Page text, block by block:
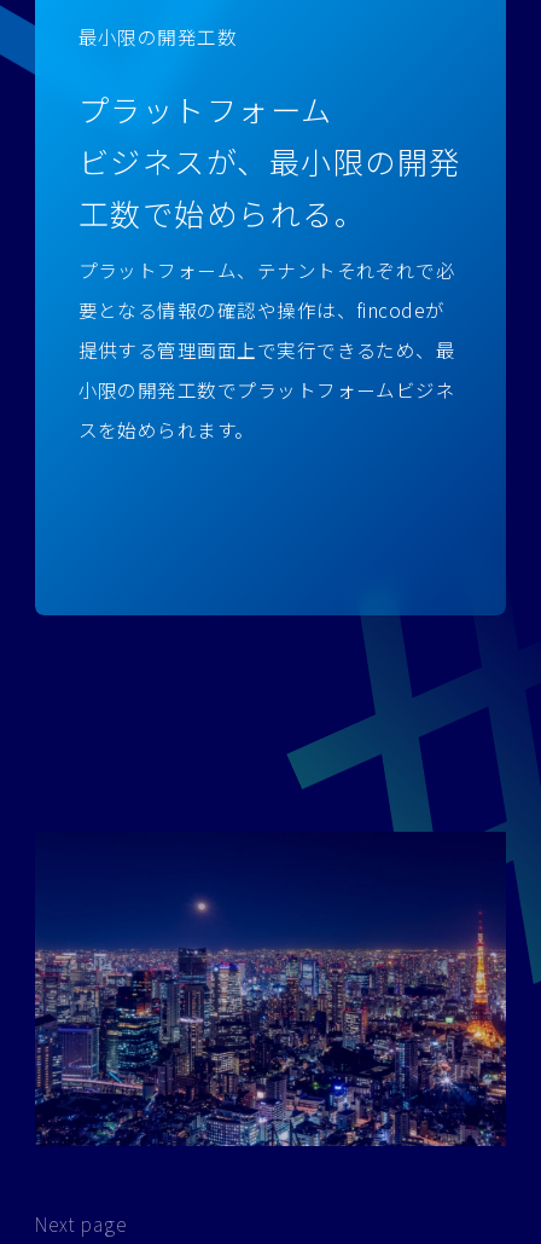
最小限の開発工数
プラットフォーム
ビジネスが、 最小限の開発
工数で始められる。
プラットフォーム、テナントそれぞれで必
要となる情報の確認や操作は、 fincodeが
提供する管理画面上で実行できるため、最
小限の開発工数でプラットフォームビジネ
スを始められます。
Next page